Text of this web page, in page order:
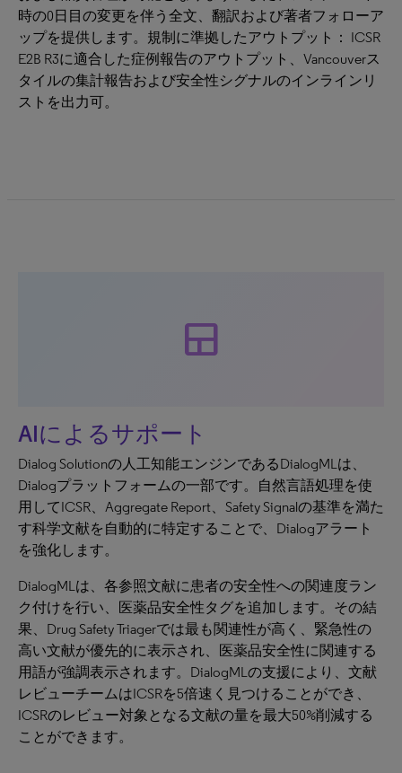
時の0日目の変更を伴う全文、翻訳および著者フォローア
ップを提供します。規制に準拠したアウトプット： ICSR
E2B R3に適合した症例報告のアウトプット、Vancouverス
タイルの集計報告および安全性シグナルのインラインリ
ストを出力可。
team_dashboard
AIによるサポート
Dialog Solutionの人工知能エンジンであるDialogMLは、
Dialogプラットフォームの一部です。自然言語処理を使
用してICSR、Aggregate Report、Safety Signalの基準を満た
す科学文献を自動的に特定することで、Dialogアラート
を強化します。
DialogMLは、各参照文献に患者の安全性への関連度ラン
ク付けを行い、医薬品安全性タグを追加します。その結
果、Drug Safety Triagerでは最も関連性が高く、緊急性の
高い文献が優先的に表示され、医薬品安全性に関連する
用語が強調表示されます。DialogMLの支援により、文献
レビューチームはICSRを5倍速く見つけることができ、
ICSRのレビュー対象となる文献の量を最大50%削減する
ことができます。